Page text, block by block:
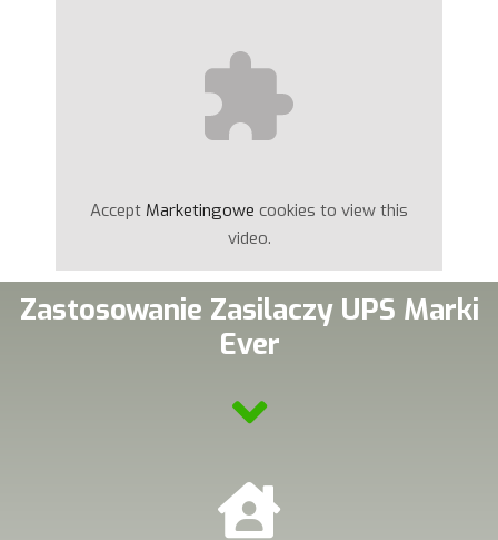
Accept Marketingowe cookies to view this
video.
Zastosowanie Zasilaczy UPS Marki
Ever